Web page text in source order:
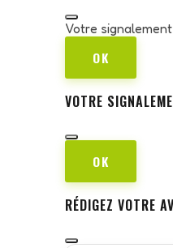
Votre
OK
VOTRE
OK
RÉDIGEZ VOTRE